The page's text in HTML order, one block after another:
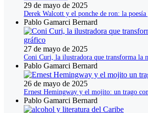
29 de mayo de 2025
Derek Walcott y el ponche de ron: la
Pablo Gamarci Bernard
27 de mayo de 2025
Coni Curi, la ilustradora que transforma la
Pablo Gamarci Bernard
26 de mayo de 2025
Ernest Hemingway y el mojito: un trago
Pablo Gamarci Bernard